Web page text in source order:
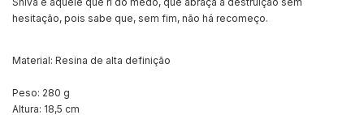
hesitação, pois sabe que, sem fim, não há recomeço.
Material: Resina de alta definição
Peso: 280 g
Altura: 18,5 cm